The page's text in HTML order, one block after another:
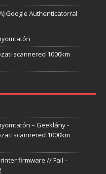
Google Authenticatorral
scannered 1000km
– Geeklány-
scannered 1000km
firmware // Fail –